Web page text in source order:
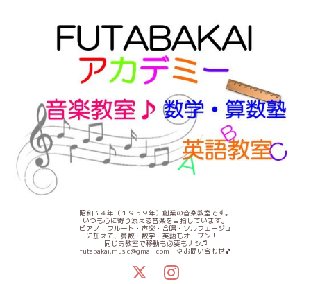
昭和３４年（１９５９年）創業の音楽教室です。
いつも心に寄り添える音楽を目指しています。
ピアノ・フルート・声楽・合唱・ソルフェージュ
に加えて、算数・数学・英語もオープン！！
同じお教室で移動も必要もナシ♫
futabakai.music@gmail.com ⇦お問い合わせ🎵